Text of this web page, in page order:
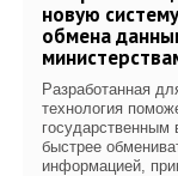
новую
обмена
Разработанная
технология
государственным
быстрее
информацией,